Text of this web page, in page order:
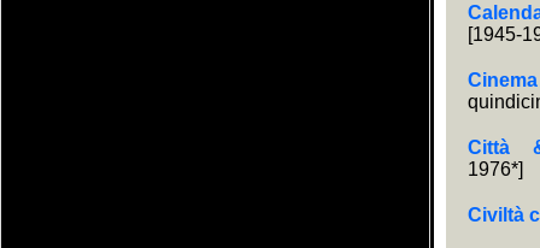
[1945-
Città
1976*]
Civiltà